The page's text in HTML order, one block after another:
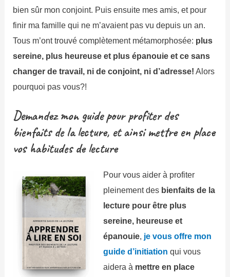
bien sûr mon conjoint. Puis ensuite mes amis, et pour
finir ma famille qui ne m’avaient pas vu depuis un an.
Tous m’ont trouvé complètement métamorphosée: plus
sereine, plus heureuse et plus épanouie et ce sans
changer de travail, ni de conjoint, ni d’adresse! Alors
pourquoi pas vous?!
Demandez mon guide pour profiter des
bienfaits de la lecture, et ainsi mettre en place
vos habitudes de lecture
Pour vous aider à profiter
pleinement des bienfaits de la
lecture pour être plus
sereine, heureuse et
épanouie, je vous offre mon
guide d’initiation qui vous
aidera à mettre en place